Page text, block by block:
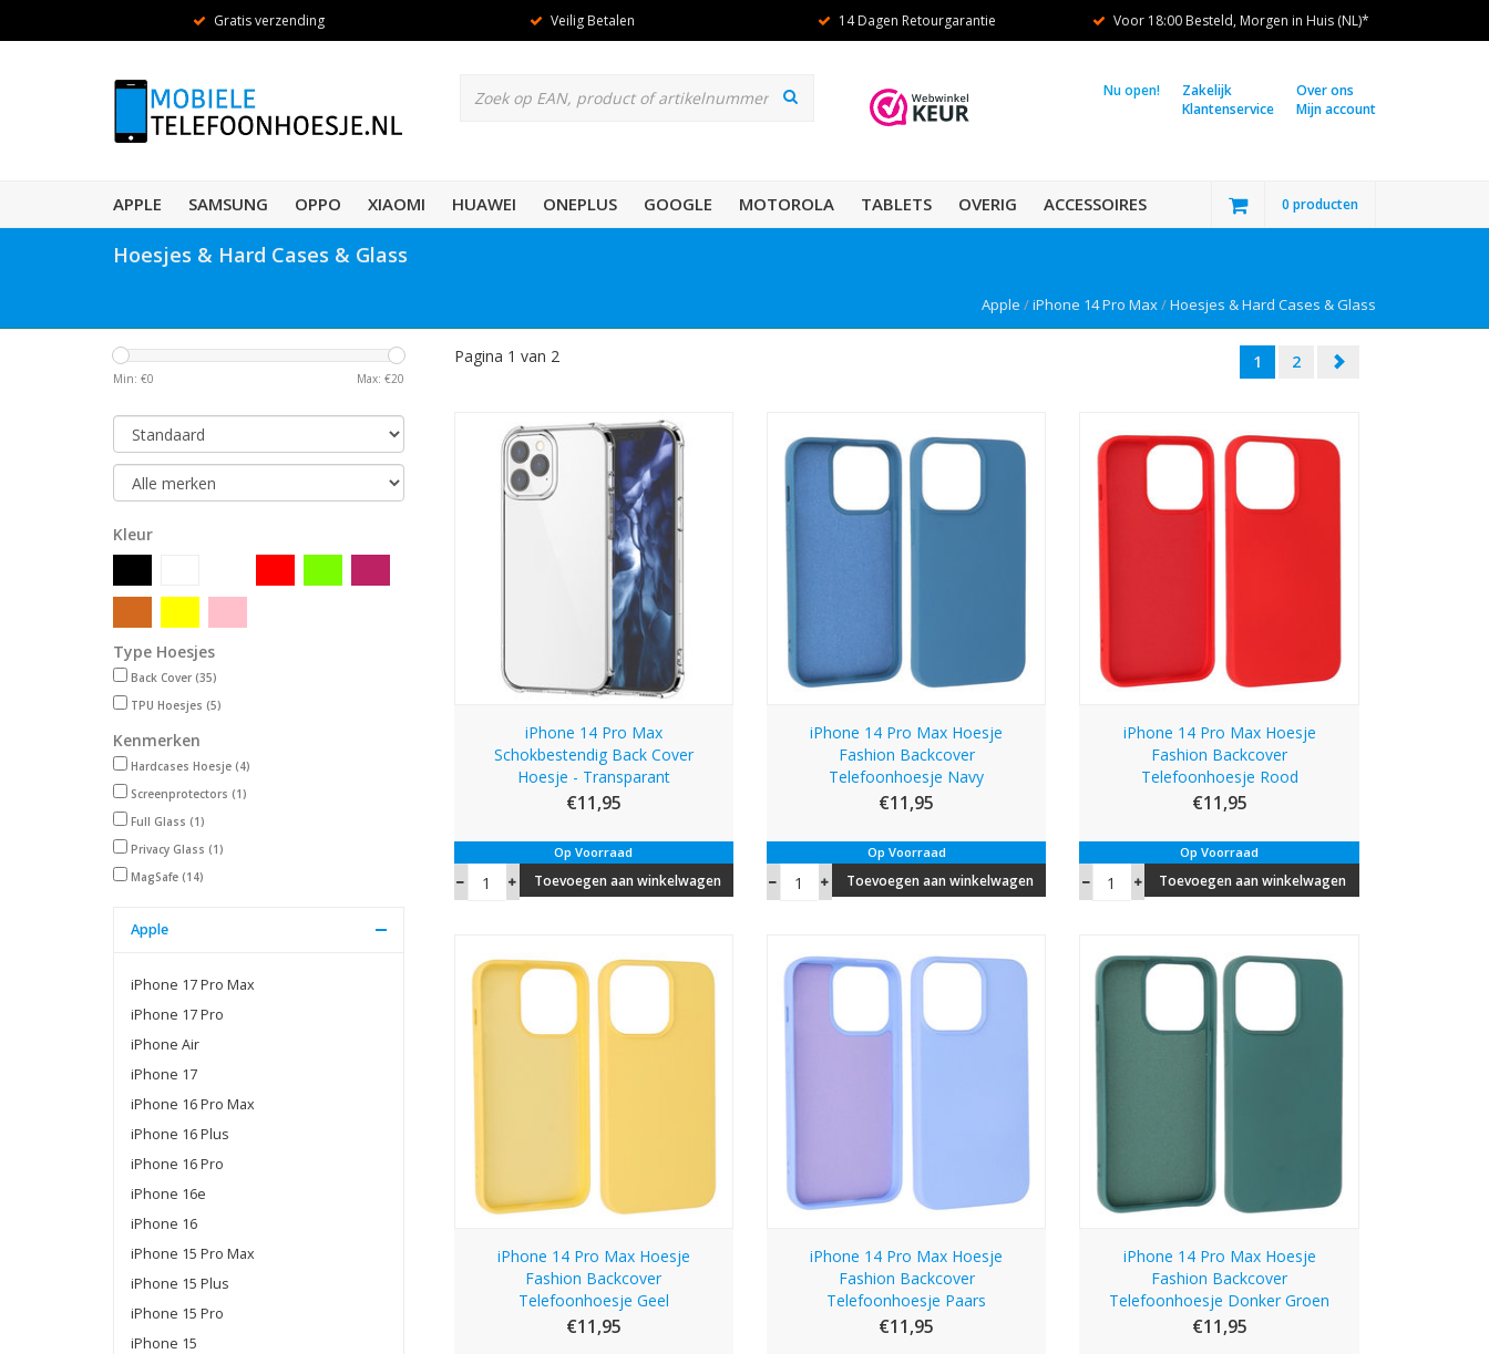
Gratis verzending Veilig Betalen 14 Dagen Retourgarantie Voor 18:00 Besteld, Morgen in Huis (NL)*
Over ons
Mijn account
Zakelijk
Klantenservice
Nu open!
APPLE SAMSUNG OPPO XIAOMI HUAWEI ONEPLUS GOOGLE MOTOROLA TABLETS OVERIG ACCESSOIRES 0 producten
Hoesjes & Hard Cases & Glass
Apple /iPhone 14 Pro Max/Hoesjes & Hard Cases & Glass
Min: €0 Max: €20
Kleur
Type Hoesjes
Back Cover (35)
TPU Hoesjes (5)
Kenmerken
Hardcases Hoesje (4)
Screenprotectors (1)
Full Glass (1)
Privacy Glass (1)
MagSafe (14)
Apple
iPhone 17 Pro Max
iPhone 17 Pro
iPhone Air
iPhone 17
iPhone 16 Pro Max
iPhone 16 Plus
iPhone 16 Pro
iPhone 16e
iPhone 16
iPhone 15 Pro Max
iPhone 15 Plus
iPhone 15 Pro
iPhone 15
Pagina 1 van 2 1 2
iPhone 14 Pro Max
Schokbestendig Back Cover
Hoesje - Transparant
€11,95
Op Voorraad
Toevoegen aan winkelwagen
iPhone 14 Pro Max Hoesje
Fashion Backcover
Telefoonhoesje Navy
€11,95
Op Voorraad
Toevoegen aan winkelwagen
iPhone 14 Pro Max Hoesje
Fashion Backcover
Telefoonhoesje Rood
€11,95
Op Voorraad
Toevoegen aan winkelwagen
iPhone 14 Pro Max Hoesje
Fashion Backcover
Telefoonhoesje Geel
€11,95
iPhone 14 Pro Max Hoesje
Fashion Backcover
Telefoonhoesje Paars
€11,95
iPhone 14 Pro Max Hoesje
Fashion Backcover
Telefoonhoesje Donker Groen
€11,95